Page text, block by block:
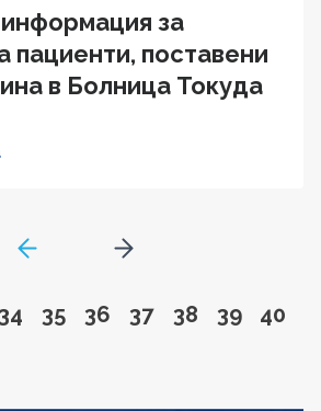
информация за
пациенти, поставени
в Болница Токуда
GoToPreviousPage
page
Go to page
34 Go to page
35 Go to page
36 Go to page
37 Go to page
38 Go to
39 Go
40
Go to next page